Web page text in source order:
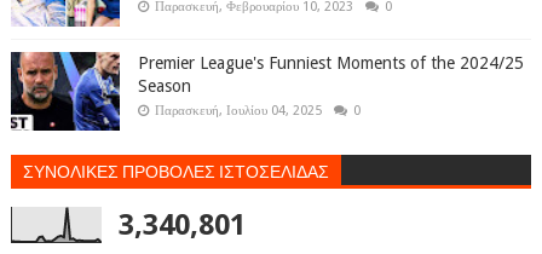
Παρασκευή, Φεβρουαρίου 10, 2023 0
Premier League's Funniest Moments of the 2024/25
Season
Παρασκευή, Ιουλίου 04, 2025 0
ΣΥΝΟΛΙΚΕΣ ΠΡΟΒΟΛΕΣ ΙΣΤΟΣΕΛΙΔΑΣ
3,340,801